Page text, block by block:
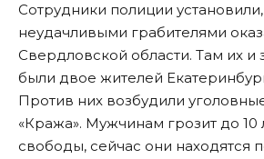
Сотрудники полиции установили,
неудачливыми грабителями
Свердловской области. Там их
были двое жителей
Против них возбудили
«Кража». Мужчинам грозит до 10
свободы, сейчас они находятся